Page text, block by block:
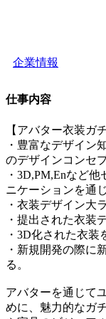
企業情報
仕事内容
【アバター衣装ガ
・豊富なデザイン
のデザインコンセ
・3D,PM,Enなど
ニケーションを通
・衣装デザイン大
・提出された衣装
・3D化された衣装
・新規開発の際に
る。
アバターを通じて
めに、魅力的なガ